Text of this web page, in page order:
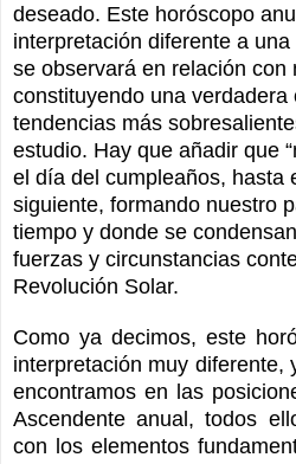
deseado. Este horóscopo
interpretación diferente a
se observará en relación con
constituyendo una
tendencias más
estudio. Hay que añadir que
el día del cumpleaños, hasta
siguiente, formando nuestro
tiempo y donde se
fuerzas y circunstancias
Revolución Solar.
Como ya decimos, este
interpretación muy diferente,
encontramos en las
Ascendente anual, todos
con los elementos